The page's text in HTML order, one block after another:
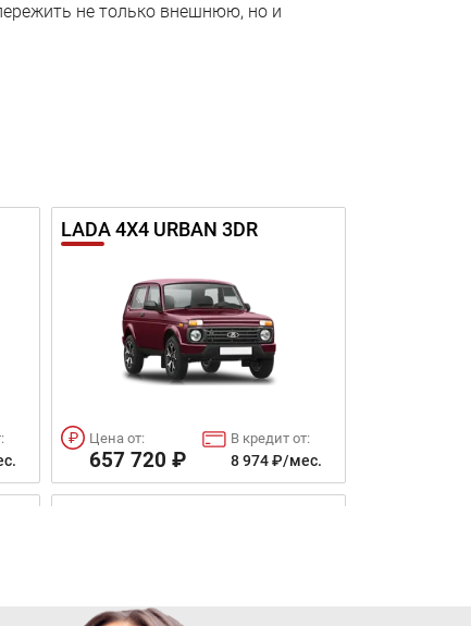
не только внешнюю, но и
LADA 4X4 URBAN 3DR
Цена от:
657 720 ₽
В кредит от:
8 974 ₽/мес.